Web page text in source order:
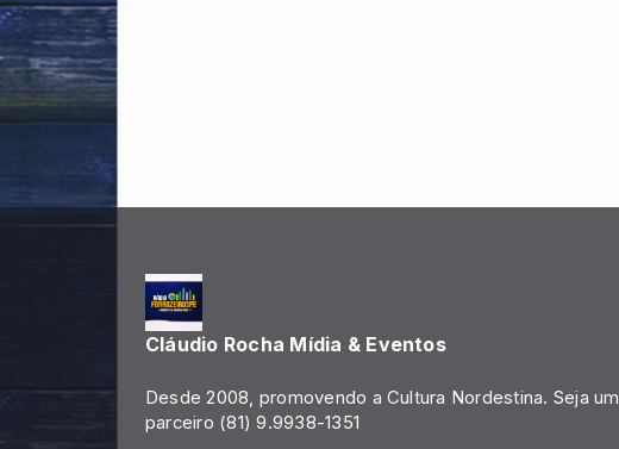
Cláudio Rocha Mídia & Eventos
Desde 2008, promovendo a Cultura Nordestina. Seja um
parceiro (81) 9.9938-1351